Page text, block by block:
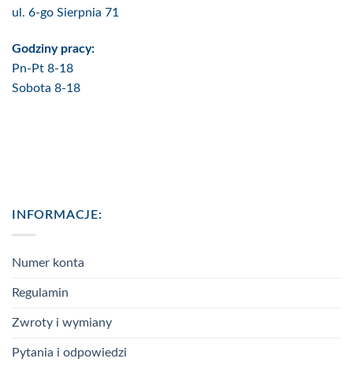
ul. 6-go Sierpnia 71
Godziny pracy:
Pn-Pt 8-18
Sobota 8-18
INFORMACJE:
Numer konta
Regulamin
Zwroty i wymiany
Pytania i odpowiedzi